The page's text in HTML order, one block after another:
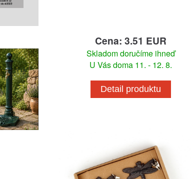
Cena: 3.51 EUR
Skladom doručíme ihneď
U Vás doma 11. - 12. 8.
Detail produktu